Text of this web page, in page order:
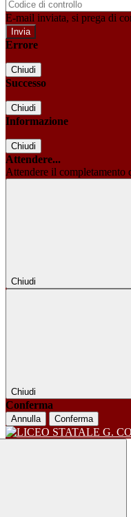
E-mail inviata, si prega di
Errore
Chiudi
Successo
Chiudi
Informazione
Chiudi
Attendere...
Attendere il completamento
Chiudi
Chiudi
Conferma
Annulla Conferma